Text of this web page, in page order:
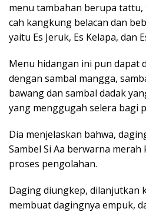
menu tambahan berupa tattu,
cah kangkung belacan dan
yaitu Es Jeruk, Es Kelapa, dan
Menu hidangan ini pun dapat
dengan sambal mangga,
bawang dan sambal dadak
yang menggugah selera bagi
Dia menjelaskan bahwa,
Sambel Si Aa berwarna
proses pengolahan.
Daging diungkep, dilanjutkan
membuat dagingnya empuk,